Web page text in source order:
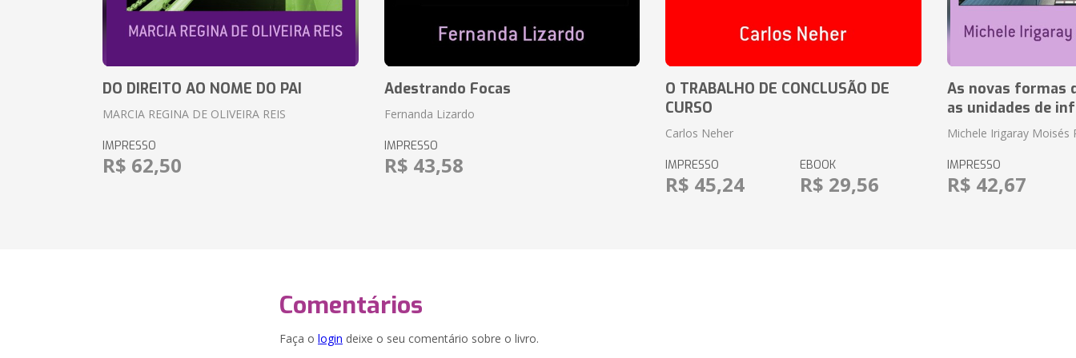
DO DIREITO AO NOME DO PAI
MARCIA REGINA DE OLIVEIRA REIS
IMPRESSO
R$ 62,50
Adestrando Focas
Fernanda Lizardo
IMPRESSO
R$ 43,58
O TRABALHO DE CONCLUSÃO DE
CURSO
Carlos Neher
IMPRESSO
R$ 45,24
EBOOK
R$ 29,56
As novas formas
as unidades de
Michele Irigaray Moisés
IMPRESSO
R$ 42,67
Comentários
Faça o login deixe o seu comentário sobre o livro.